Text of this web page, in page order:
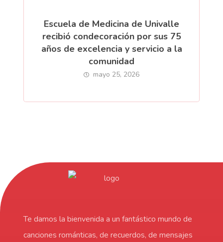
Escuela de Medicina de Univalle
recibió condecoración por sus 75
años de excelencia y servicio a la
comunidad
mayo 25, 2026
Te damos la bienvenida a un fantástico mundo de
canciones románticas, de recuerdos, de mensajes